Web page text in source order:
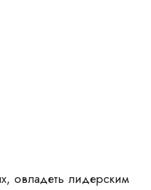
овладеть лидерским